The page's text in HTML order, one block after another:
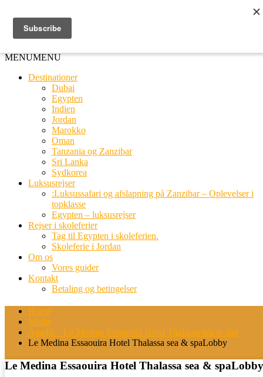
MENUMENU
Destinationer
Dubai
Egypten
Indien
Jordan
Marokko
Oman
Tanzania og Zanzibar
Sri Lanka
Sydkorea
Luksusrejser
:Luksussafari og afslapning på Zanzibar – Oplevelser i
topklasse
Egypten – luksusrejser
Rejser i skoleferier
Tag til Egypten i skoleferien.
Skoleferie i Jordan
Om os
Vores guider
Kontakt
Betaling og betingelser
Home
Medie
Agadir – Le Medina Essaouira Hotel Thalassa sea & spa
Le Medina Essaouira Hotel Thalassa sea & spaLobby
Le Medina Essaouira Hotel Thalassa sea & spaLobby